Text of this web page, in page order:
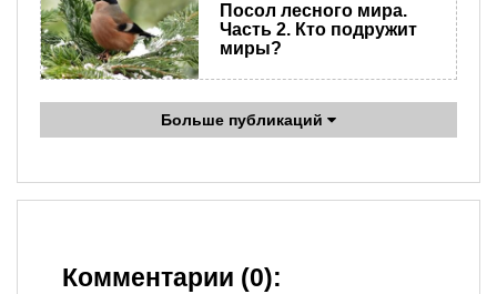
Посол лесного мира.
Часть 2. Кто подружит
миры?
Больше публикаций
Комментарии (0):